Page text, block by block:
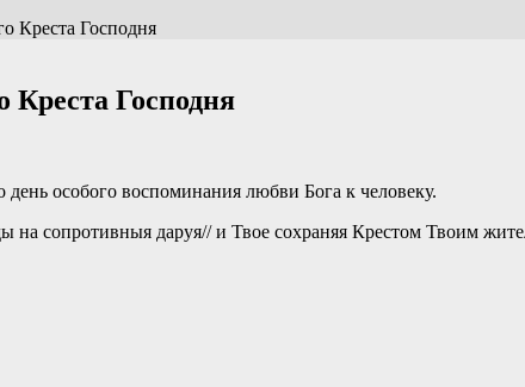
Креста Господня
Господня
особого воспоминания любви Бога к человеку.
сопротивныя даруя// и Твое сохраняя Крестом Твоим